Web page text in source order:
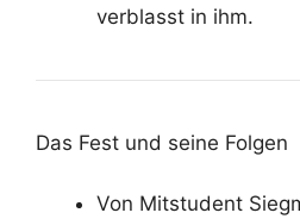
verblasst in ihm.
Das Fest und seine Folgen
Von Mitstudent